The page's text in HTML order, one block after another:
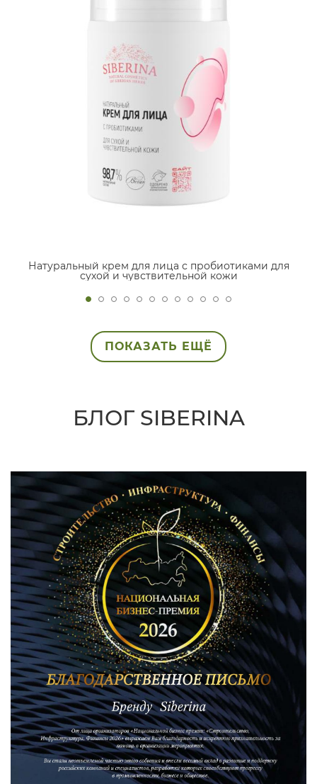
Натуральный крем для лица с пробиотиками для
сухой и чувствительной кожи
ПОКАЗАТЬ ЕЩЁ
БЛОГ SIBERINA